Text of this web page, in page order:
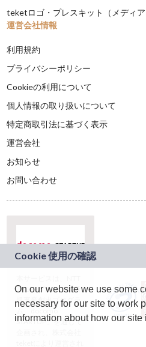
teketロゴ・プレスキット（メディア
運営会社情報
利用規約
プライバシーポリシー
Cookieの利用について
個人情報の取り扱いについて
特定商取引法に基づく表示
運営会社
お知らせ
お問い合わせ
ドコモグループの新
規事業創出プログラ
ム「docomo
STARTUP」を通じて
On our website we use some
necessary for our site to work
information about how our site